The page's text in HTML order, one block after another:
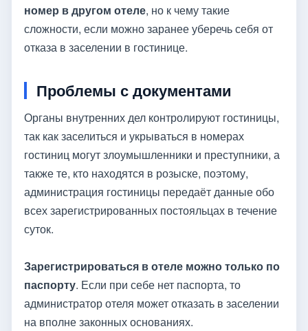
номер в другом отеле, но к чему такие
сложности, если можно заранее уберечь себя от
отказа в заселении в гостинице.
Проблемы с документами
Органы внутренних дел контролируют гостиницы,
так как заселиться и укрываться в номерах
гостиниц могут злоумышленники и преступники, а
также те, кто находятся в розыске, поэтому,
администрация гостиницы передаёт данные обо
всех зарегистрированных постояльцах в течение
суток.
Зарегистрироваться в отеле можно только по
паспорту. Если при себе нет паспорта, то
администратор отеля может отказать в заселении
на вполне законных основаниях.